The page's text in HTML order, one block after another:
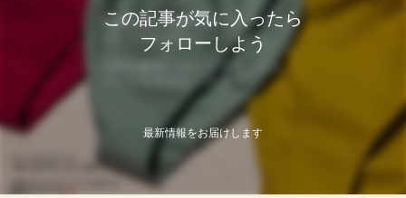
この記事が気に入ったら
フォローしよう
最新情報をお届けします